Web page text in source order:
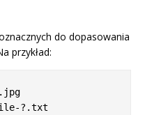
do dopasowania
przykład: